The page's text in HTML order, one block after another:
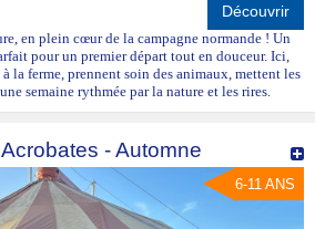
Découvrir
en plein cœur de la campagne normande ! Un
pour un premier départ tout en douceur. Ici,
la ferme, prennent soin des animaux, mettent les
semaine rythmée par la nature et les rires.
- Automne
6-11 ANS